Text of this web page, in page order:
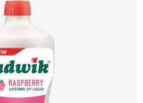
finish pampers